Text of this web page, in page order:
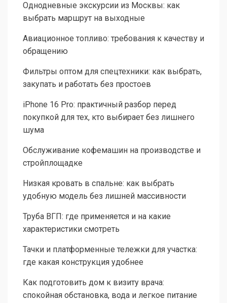
Однодневные экскурсии из Москвы: как
выбрать маршрут на выходные
Авиационное топливо: требования к качеству и
обращению
Фильтры оптом для спецтехники: как выбрать,
закупать и работать без простоев
iPhone 16 Pro: практичный разбор перед
покупкой для тех, кто выбирает без лишнего
шума
Обслуживание кофемашин на производстве и
стройплощадке
Низкая кровать в спальне: как выбрать
удобную модель без лишней массивности
Труба ВГП: где применяется и на какие
характеристики смотреть
Тачки и платформенные тележки для участка:
где какая конструкция удобнее
Как подготовить дом к визиту врача:
спокойная обстановка, вода и легкое питание